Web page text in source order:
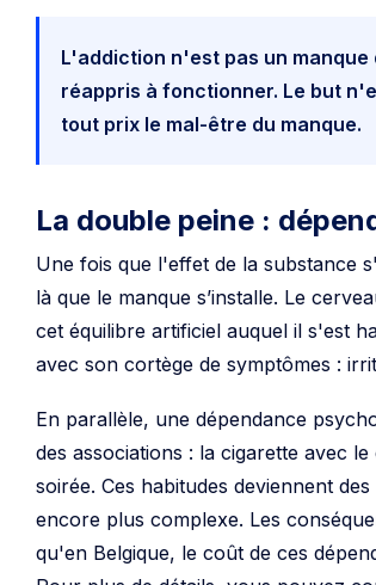
réappris à fonctionner. Le but
tout prix le mal-être du manque.
La double peine :
là que le manque s’installe. Le
cet équilibre artificiel auquel il s'est
avec son cortège de symptômes :
des associations : la cigarette avec
soirée. Ces habitudes deviennent
encore plus complexe. Les
qu'en Belgique, le coût de ces
Pour plus de détails, vous pouvez